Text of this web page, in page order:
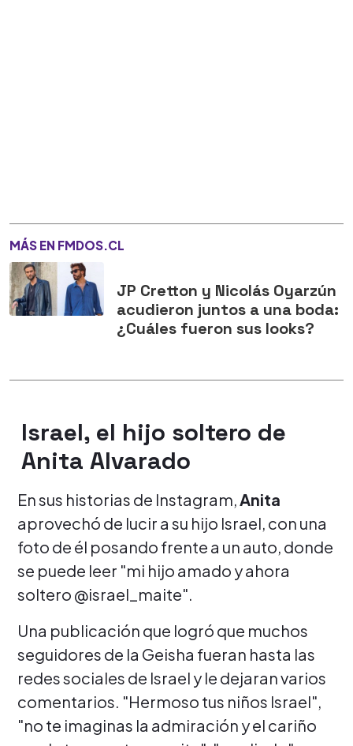
MÁS EN FMDOS.CL
JP Cretton y Nicolás Oyarzún
acudieron juntos a una boda:
¿Cuáles fueron sus looks?
Israel, el hijo soltero de
Anita Alvarado
En sus historias de Instagram, Anita
aprovechó de lucir a su hijo Israel, con una
foto de él posando frente a un auto, donde
se puede leer "mi hijo amado y ahora
soltero @israel_maite".
Una publicación que logró que muchos
seguidores de la Geisha fueran hasta las
redes sociales de Israel y le dejaran varios
comentarios. "Hermoso tus niños Israel",
"no te imaginas la admiración y el cariño